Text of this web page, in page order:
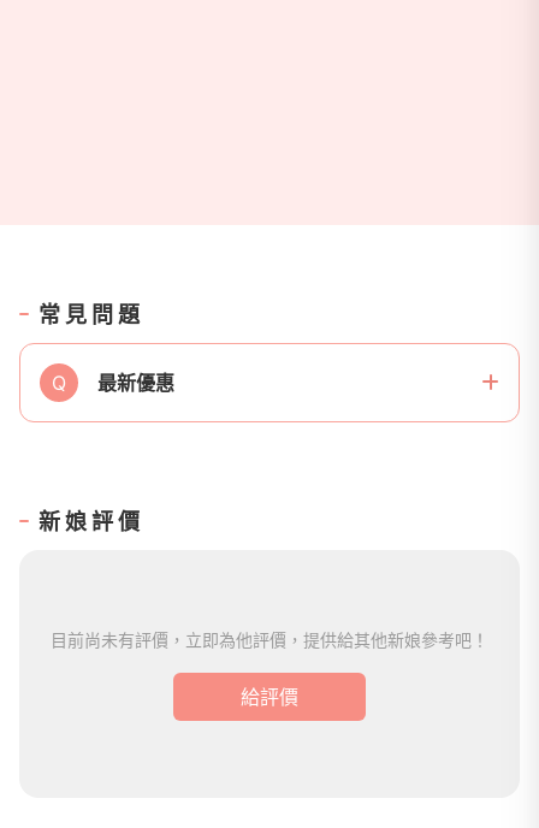
常見問題
Q 最新優惠
新娘評價
目前尚未有評價，立即為他評價，提供給其他新娘參考吧！
給評價